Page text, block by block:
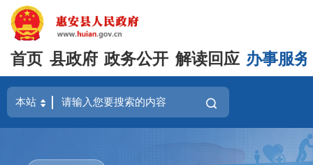
首页 县政府 政务公开 解读回应 办事服务